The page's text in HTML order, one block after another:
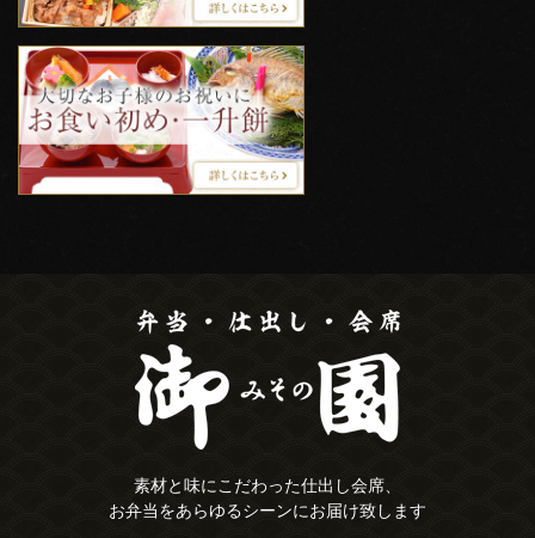
素材と味にこだわった仕出し会席、
お弁当をあらゆるシーンにお届け致します